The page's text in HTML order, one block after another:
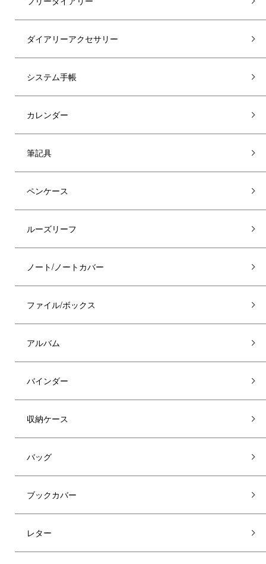
ダイアリーアクセサリー
システム手帳
カレンダー
筆記具
ペンケース
ルーズリーフ
ノート/ノートカバー
ファイル/ボックス
アルバム
バインダー
収納ケース
バッグ
ブックカバー
レター